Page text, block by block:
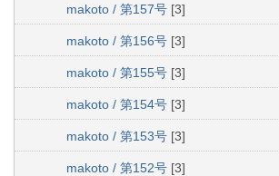
makoto / 第157号 [3]
makoto / 第156号 [3]
makoto / 第155号 [3]
makoto / 第154号 [3]
makoto / 第153号 [3]
makoto / 第152号 [3]